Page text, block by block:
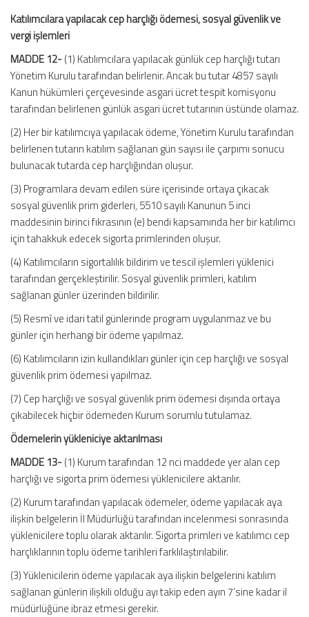
Katılımcılara yapılacak cep harçlığı ödemesi, sosyal güvenlik ve
vergi işlemleri
MADDE 12-(1) Katılımcılara yapılacak günlük cep harçlığı tutarı
Yönetim Kurulu tarafından belirlenir. Ancak bu tutar 4857 sayılı
Kanun hükümleri çerçevesinde asgari ücret tespit komisyonu
tarafından belirlenen günlük asgari ücret tutarının üstünde olamaz.
(2) Her bir katılımcıya yapılacak ödeme, Yönetim Kurulu tarafından
belirlenen tutarın katılım sağlanan gün sayısı ile çarpımı sonucu
bulunacak tutarda cep harçlığından oluşur.
(3) Programlara devam edilen süre içerisinde ortaya çıkacak
sosyal güvenlik prim giderleri, 5510 sayılı Kanunun 5 inci
maddesinin birinci fıkrasının (e) bendi kapsamında her bir katılımcı
için tahakkuk edecek sigorta primlerinden oluşur.
(4) Katılımcıların sigortalılık bildirim ve tescil işlemleri yüklenici
tarafından gerçekleştirilir. Sosyal güvenlik primleri, katılım
sağlanan günler üzerinden bildirilir.
(5) Resmî ve idari tatil günlerinde program uygulanmaz ve bu
günler için herhangi bir ödeme yapılmaz.
(6) Katılımcıların izin kullandıkları günler için cep harçlığı ve sosyal
güvenlik prim ödemesi yapılmaz.
(7) Cep harçlığı ve sosyal güvenlik prim ödemesi dışında ortaya
çıkabilecek hiçbir ödemeden Kurum sorumlu tutulamaz.
Ödemelerin yükleniciye aktarılması
MADDE 13-(1) Kurum tarafından 12 nci maddede yer alan cep
harçlığı ve sigorta prim ödemesi yüklenicilere aktarılır.
(2) Kurum tarafından yapılacak ödemeler, ödeme yapılacak aya
ilişkin belgelerin İl Müdürlüğü tarafından incelenmesi sonrasında
yüklenicilere toplu olarak aktarılır. Sigorta primleri ve katılımcı cep
harçlıklarının toplu ödeme tarihleri farklılaştırılabilir.
(3) Yüklenicilerin ödeme yapılacak aya ilişkin belgelerini katılım
sağlanan günlerin ilişkili olduğu ayı takip eden ayın 7’sine kadar il
müdürlüğüne ibraz etmesi gerekir.